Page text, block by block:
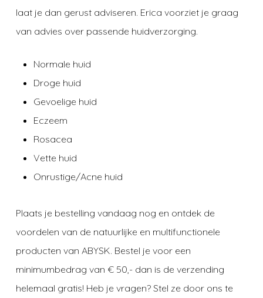
laat je dan gerust adviseren. Erica voorziet je graag
van advies over passende huidverzorging.
Normale huid
Droge huid
Gevoelige huid
Eczeem
Rosacea
Vette huid
Onrustige/Acne huid
Plaats je bestelling vandaag nog en ontdek de
voordelen van de natuurlijke en multifunctionele
producten van ABYSK. Bestel je voor een
minimumbedrag van € 50,- dan is de verzending
helemaal gratis! Heb je vragen? Stel ze door ons te